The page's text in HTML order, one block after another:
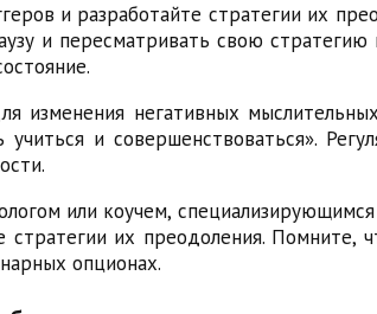
и разработайте стратегии их
и пересматривать свою
изменения негативных
и совершенствоваться».
или коучем,
их преодоления. Помните,
опционах.